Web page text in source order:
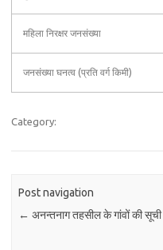
महिला निरक्षर जनसंख्या
जनसंख्या घनत्व (प्रति वर्ग किमी)
Category:
Post navigation
← अनन्तनाग तहसील के गांवों की सूची